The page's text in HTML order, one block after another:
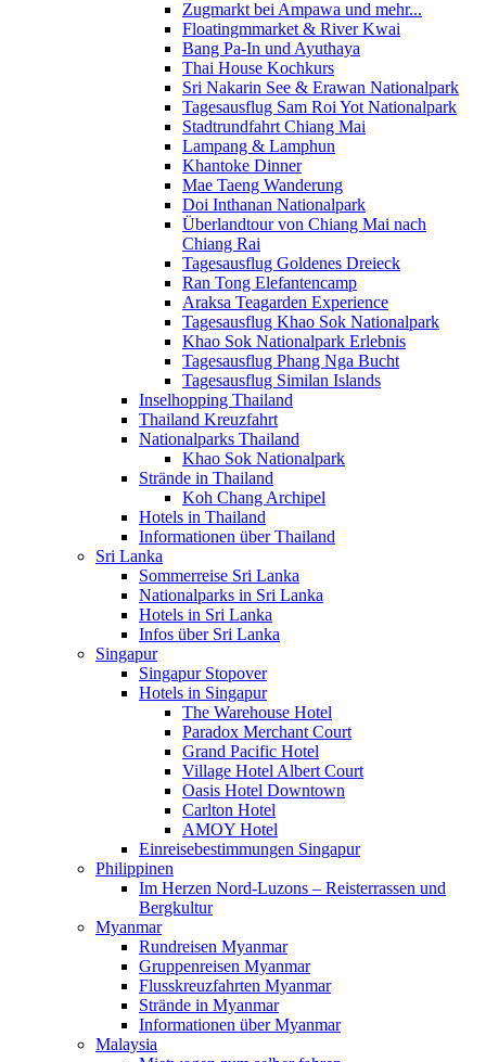
Zugmarkt bei Ampawa und mehr...
Floatingmmarket & River Kwai
Bang Pa-In und Ayuthaya
Thai House Kochkurs
Sri Nakarin See & Erawan Nationalpark
Tagesausflug Sam Roi Yot Nationalpark
Stadtrundfahrt Chiang Mai
Lampang & Lamphun
Khantoke Dinner
Mae Taeng Wanderung
Doi Inthanan Nationalpark
Überlandtour von Chiang Mai nach
Chiang Rai
Tagesausflug Goldenes Dreieck
Ran Tong Elefantencamp
Araksa Teagarden Experience
Tagesausflug Khao Sok Nationalpark
Khao Sok Nationalpark Erlebnis
Tagesausflug Phang Nga Bucht
Tagesausflug Similan Islands
Inselhopping Thailand
Thailand Kreuzfahrt
Nationalparks Thailand
Khao Sok Nationalpark
Strände in Thailand
Koh Chang Archipel
Hotels in Thailand
Informationen über Thailand
Sri Lanka
Sommerreise Sri Lanka
Nationalparks in Sri Lanka
Hotels in Sri Lanka
Infos über Sri Lanka
Singapur
Singapur Stopover
Hotels in Singapur
The Warehouse Hotel
Paradox Merchant Court
Grand Pacific Hotel
Village Hotel Albert Court
Oasis Hotel Downtown
Carlton Hotel
AMOY Hotel
Einreisebestimmungen Singapur
Philippinen
Im Herzen Nord-Luzons – Reisterrassen und
Bergkultur
Myanmar
Rundreisen Myanmar
Gruppenreisen Myanmar
Flusskreuzfahrten Myanmar
Strände in Myanmar
Informationen über Myanmar
Malaysia